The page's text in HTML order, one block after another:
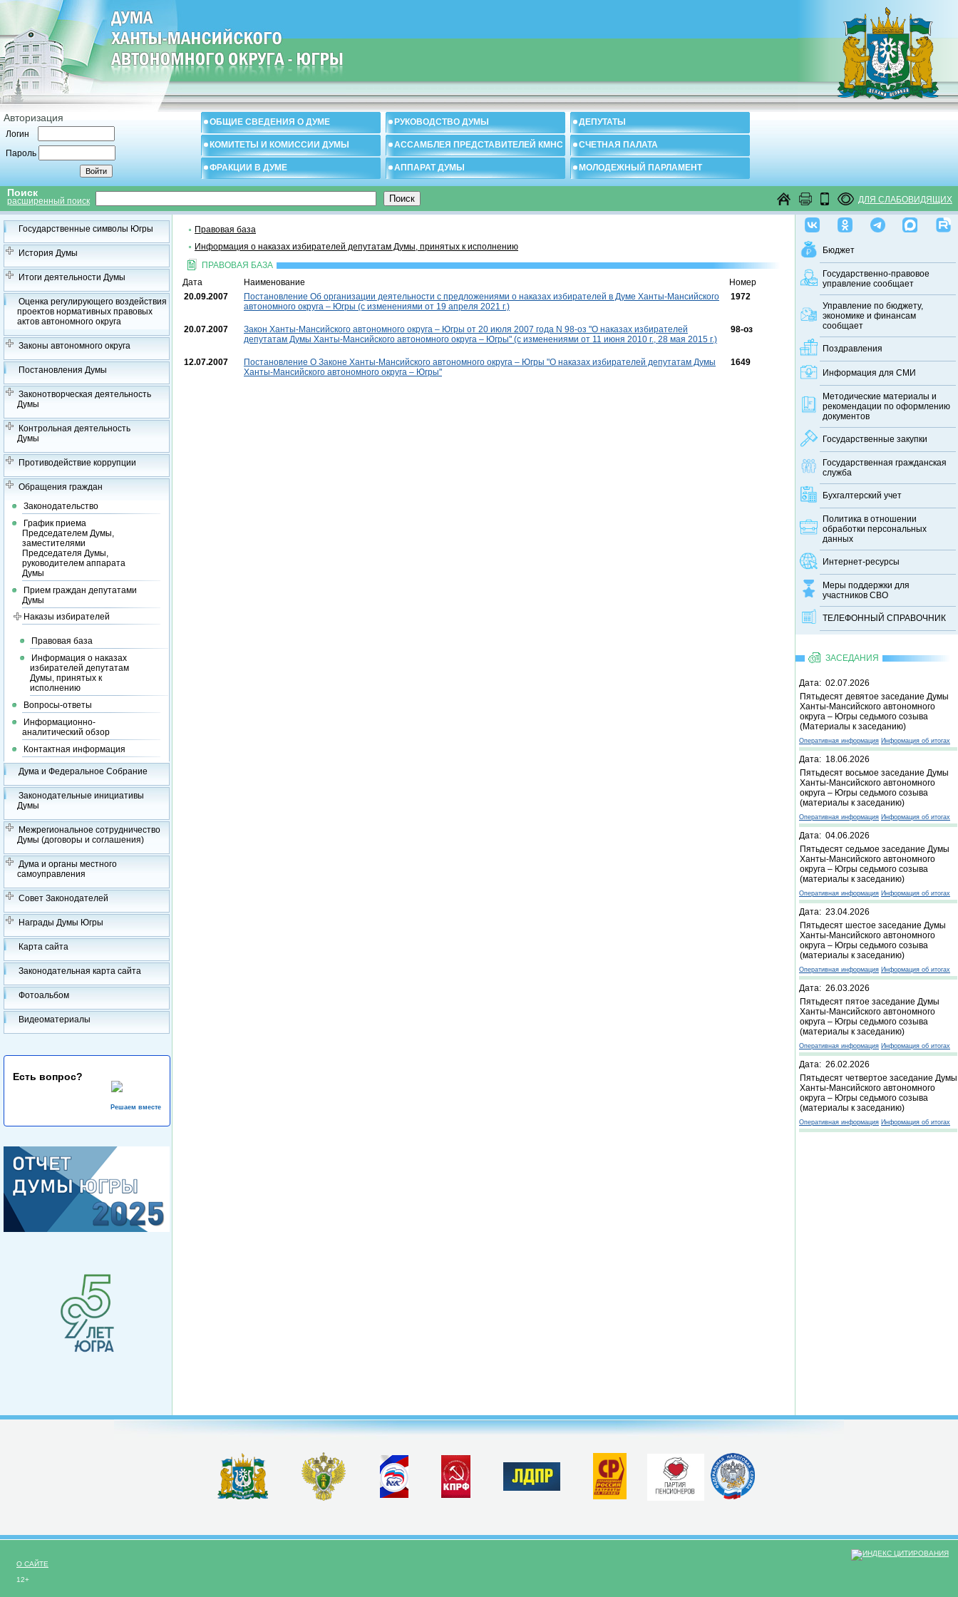
Авторизация
Логин
Пароль
ОБЩИЕ СВЕДЕНИЯ О ДУМЕ РУКОВОДСТВО ДУМЫ ДЕПУТАТЫ
КОМИТЕТЫ И КОМИССИИ ДУМЫ АССАМБЛЕЯ ПРЕДСТАВИТЕЛЕЙ КМНС СЧЕТНАЯ ПАЛАТА
ФРАКЦИИ В ДУМЕ АППАРАТ ДУМЫ МОЛОДЕЖНЫЙ ПАРЛАМЕНТ
Поиск
расширенный поиск ДЛЯ СЛАБОВИДЯЩИХ
Государственные символы Югры
История Думы
Итоги деятельности Думы
Оценка регулирующего воздействия
проектов нормативных правовых
актов автономного округа
Законы автономного округа
Постановления Думы
Законотворческая деятельность
Думы
Контрольная деятельность
Думы
Противодействие коррупции
Обращения граждан
Законодательство
График приема
Председателем Думы,
заместителями
Председателя Думы,
руководителем аппарата
Думы
Прием граждан депутатами
Думы
Наказы избирателей
Правовая база
Информация о наказах
избирателей депутатам
Думы, принятых к
исполнению
Вопросы-ответы
Информационно-
аналитический обзор
Контактная информация
Дума и Федеральное Собрание
Законодательные инициативы
Думы
Межрегиональное сотрудничество
Думы (договоры и соглашения)
Дума и органы местного
самоуправления
Совет Законодателей
Награды Думы Югры
Карта сайта
Законодательная карта сайта
Фотоальбом
Видеоматериалы
Есть вопрос?
Решаем вместе
Бюджет
Государственно-правовое
управление сообщает
Управление по бюджету,
экономике и финансам
сообщает
Поздравления
Информация для СМИ
Методические материалы и
рекомендации по оформлению
документов
Государственные закупки
Государственная гражданская
служба
Бухгалтерский учет
Политика в отношении
обработки персональных
данных
Интернет-ресурсы
Меры поддержки для
участников СВО
ТЕЛЕФОННЫЙ CПРАВОЧНИК
ЗАСЕДАНИЯ
Дата: 02.07.2026
Пятьдесят девятое заседание Думы
Ханты-Мансийского автономного
округа – Югры седьмого созыва
(Материалы к заседанию)
Оперативная информация Информация об итогах
Дата: 18.06.2026
Пятьдесят восьмое заседание Думы
Ханты-Мансийского автономного
округа – Югры седьмого созыва
(материалы к заседанию)
Оперативная информация Информация об итогах
Дата: 04.06.2026
Пятьдесят седьмое заседание Думы
Ханты-Мансийского автономного
округа – Югры седьмого созыва
(материалы к заседанию)
Оперативная информация Информация об итогах
Дата: 23.04.2026
Пятьдесят шестое заседание Думы
Ханты-Мансийского автономного
округа – Югры седьмого созыва
(материалы к заседанию)
Оперативная информация Информация об итогах
Дата: 26.03.2026
Пятьдесят пятое заседание Думы
Ханты-Мансийского автономного
округа – Югры седьмого созыва
(материалы к заседанию)
Оперативная информация Информация об итогах
Дата: 26.02.2026
Пятьдесят четвертое заседание Думы
Ханты-Мансийского автономного
округа – Югры седьмого созыва
(материалы к заседанию)
Оперативная информация Информация об итогах
Правовая база
Информация о наказах избирателей депутатам Думы, принятых к исполнению
ПРАВОВАЯ БАЗА
Дата
Наименование
Номер
20.09.2007
Постановление Об организации деятельности с предложениями о наказах избирателей в Думе Ханты-Мансийского
автономного округа – Югры (с изменениями от 19 апреля 2021 г.)
1972
20.07.2007
Закон Ханты-Мансийского автономного округа – Югры от 20 июля 2007 года N 98-оз "О наказах избирателей
депутатам Думы Ханты-Мансийского автономного округа – Югры" (с изменениями от 11 июня 2010 г., 28 мая 2015 г.)
98-оз
12.07.2007
Постановление О Законе Ханты-Мансийского автономного округа – Югры "О наказах избирателей депутатам Думы
Ханты-Мансийского автономного округа – Югры"
1649
О САЙТЕ
12+